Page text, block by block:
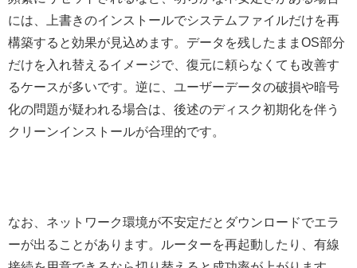
には、上書きのインストールでシステムファイルだけを再
構築すると効果が見込めます。データを残したままOS部分
だけを入れ替えるイメージで、復元に頼らなくても改善す
るケースが多いです。逆に、ユーザーデータの破損や暗号
化の問題が疑われる場合は、後述のディスク初期化を伴う
クリーンインストールが合理的です。
なお、ネットワーク環境が不安定だとダウンロードでエラ
ーが出ることがあります。ルーターを再起動したり、有線